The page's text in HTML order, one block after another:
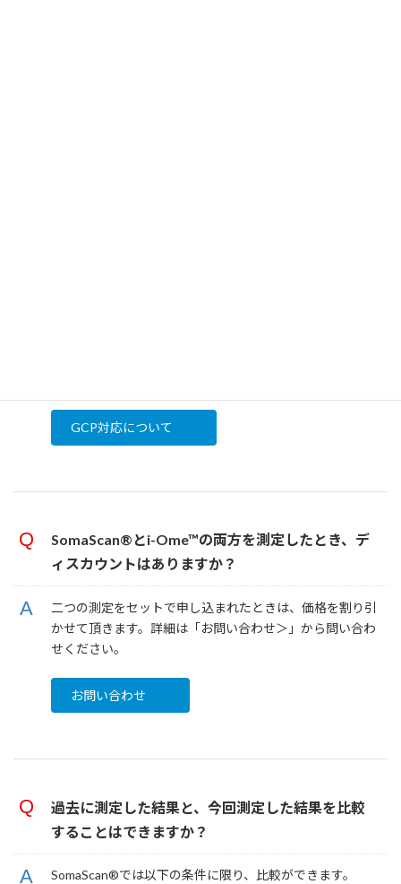
GCP対応について
SomaScan®とi-Ome™︎の両方を測定したとき、デ
ィスカウントはありますか？
二つの測定をセットで申し込まれたときは、価格を割り引
かせて頂きます。詳細は「お問い合わせ＞」から問い合わ
せください。
お問い合わせ
過去に測定した結果と、今回測定した結果を比較
することはできますか？
SomaScan®では以下の条件に限り、比較ができます。